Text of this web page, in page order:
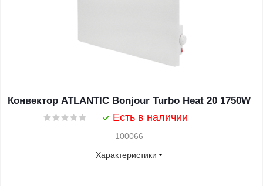
Конвектор ATLANTIC Bonjour Turbo Heat 20 1750W
Есть в наличии
100066
Характеристики